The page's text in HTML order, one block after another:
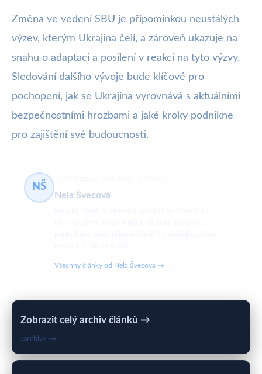
Změna ve vedení SBU je připomínkou neustálých
výzev, kterým Ukrajina čelí, a zároveň ukazuje na
snahu o adaptaci a posílení v reakci na tyto výzvy.
Sledování dalšího vývoje bude klíčové pro
pochopení, jak se Ukrajina vyrovnává s aktuálními
bezpečnostními hrozbami a jaké kroky podnikne
pro zajištění své budoucnosti.
NŠ
Nela Švecová
Všechny články od Nela Švecová →
Zobrazit celý archiv článků →
/archiv/ →